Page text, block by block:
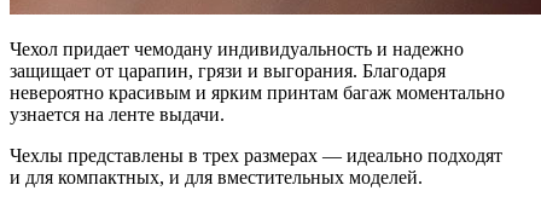
Чехол придает чемодану индивидуальность и надежно
защищает от царапин, грязи и выгорания. Благодаря
невероятно красивым и ярким принтам багаж моментально
узнается на ленте выдачи.
Чехлы представлены в трех размерах — идеально подходят
и для компактных, и для вместительных моделей.